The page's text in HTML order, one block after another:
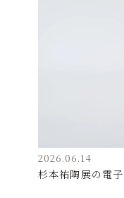
2026.06.14
杉本祐陶展の電